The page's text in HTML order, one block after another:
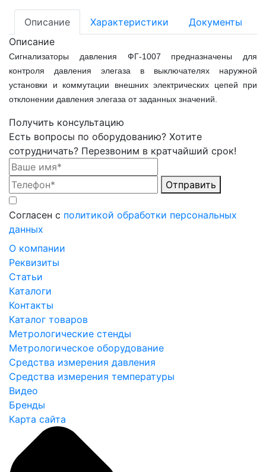
Описание Характеристики
Документы
Описание
Сигнализаторы давления ФГ-1007 предназначены для
контроля давления элегаза в выключателях наружной
установки и коммутации внешних электрических цепей при
отклонении давления элегаза от заданных значений.
Получить консультацию
Есть вопросы по оборудованию? Хотите
сотрудничать? Перезвоним в кратчайший срок!
Отправить
Согласен с политикой обработки персональных
данных
О компании
Реквизиты
Статьи
Каталоги
Контакты
Каталог товаров
Метрологические стенды
Метрологическое оборудование
Средства измерения давления
Средства измерения температуры
Видео
Бренды
Карта сайта